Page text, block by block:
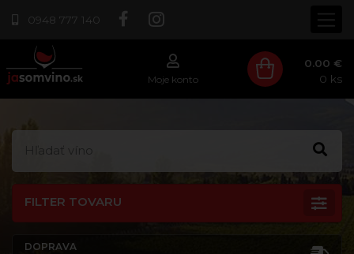
0948 777 140
Moje konto
0.00 €
0 ks
FILTER TOVARU
DOPRAVA